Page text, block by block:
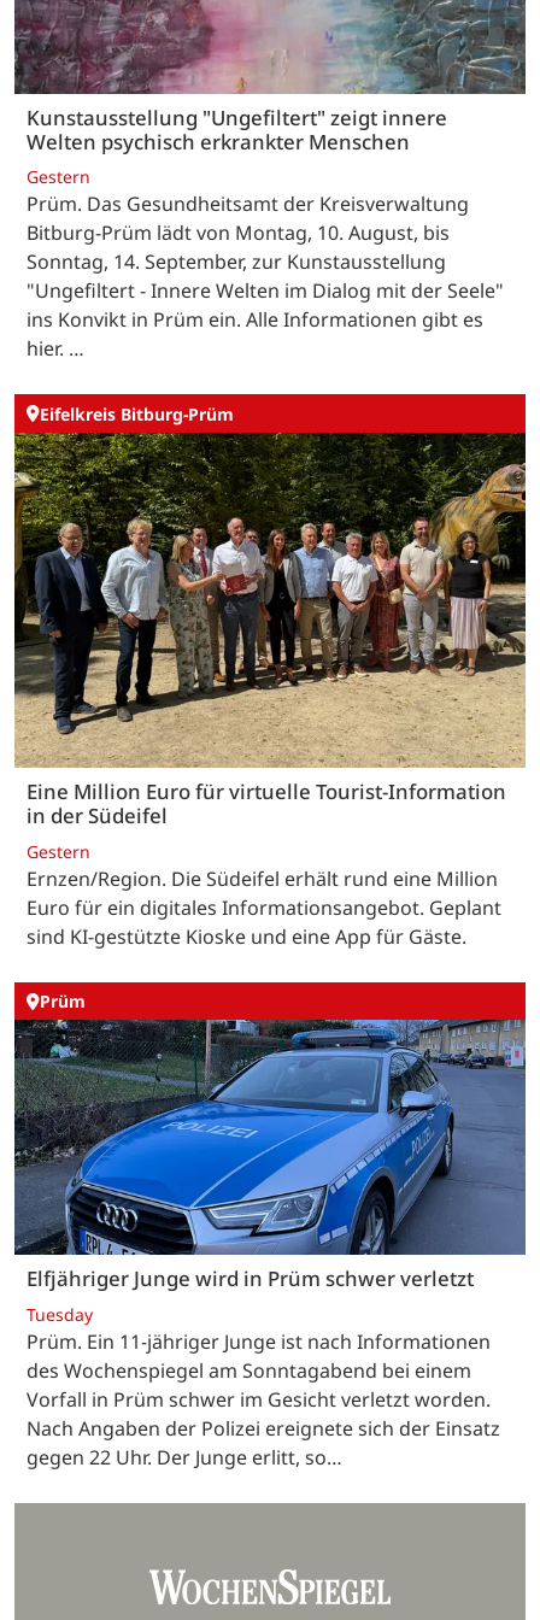
Kunstausstellung "Ungefiltert" zeigt innere
Welten psychisch erkrankter Menschen
Gestern
Prüm. Das Gesundheitsamt der Kreisverwaltung
Bitburg-Prüm lädt von Montag, 10. August, bis
Sonntag, 14. September, zur Kunstausstellung
"Ungefiltert - Innere Welten im Dialog mit der Seele"
ins Konvikt in Prüm ein. Alle Informationen gibt es
hier. …
Eifelkreis Bitburg-Prüm
Eine Million Euro für virtuelle Tourist-Information
in der Südeifel
Gestern
Ernzen/Region. Die Südeifel erhält rund eine Million
Euro für ein digitales Informationsangebot. Geplant
sind KI-gestützte Kioske und eine App für Gäste.
Prüm
Elfjähriger Junge wird in Prüm schwer verletzt
Tuesday
Prüm. Ein 11-jähriger Junge ist nach Informationen
des Wochenspiegel am Sonntagabend bei einem
Vorfall in Prüm schwer im Gesicht verletzt worden.
Nach Angaben der Polizei ereignete sich der Einsatz
gegen 22 Uhr. Der Junge erlitt, so…